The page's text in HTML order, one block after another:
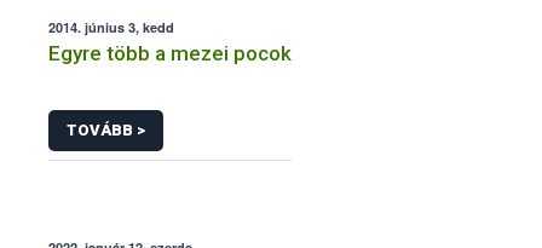
2014. június 3, kedd
Egyre több a mezei pocok
TOVÁBB >